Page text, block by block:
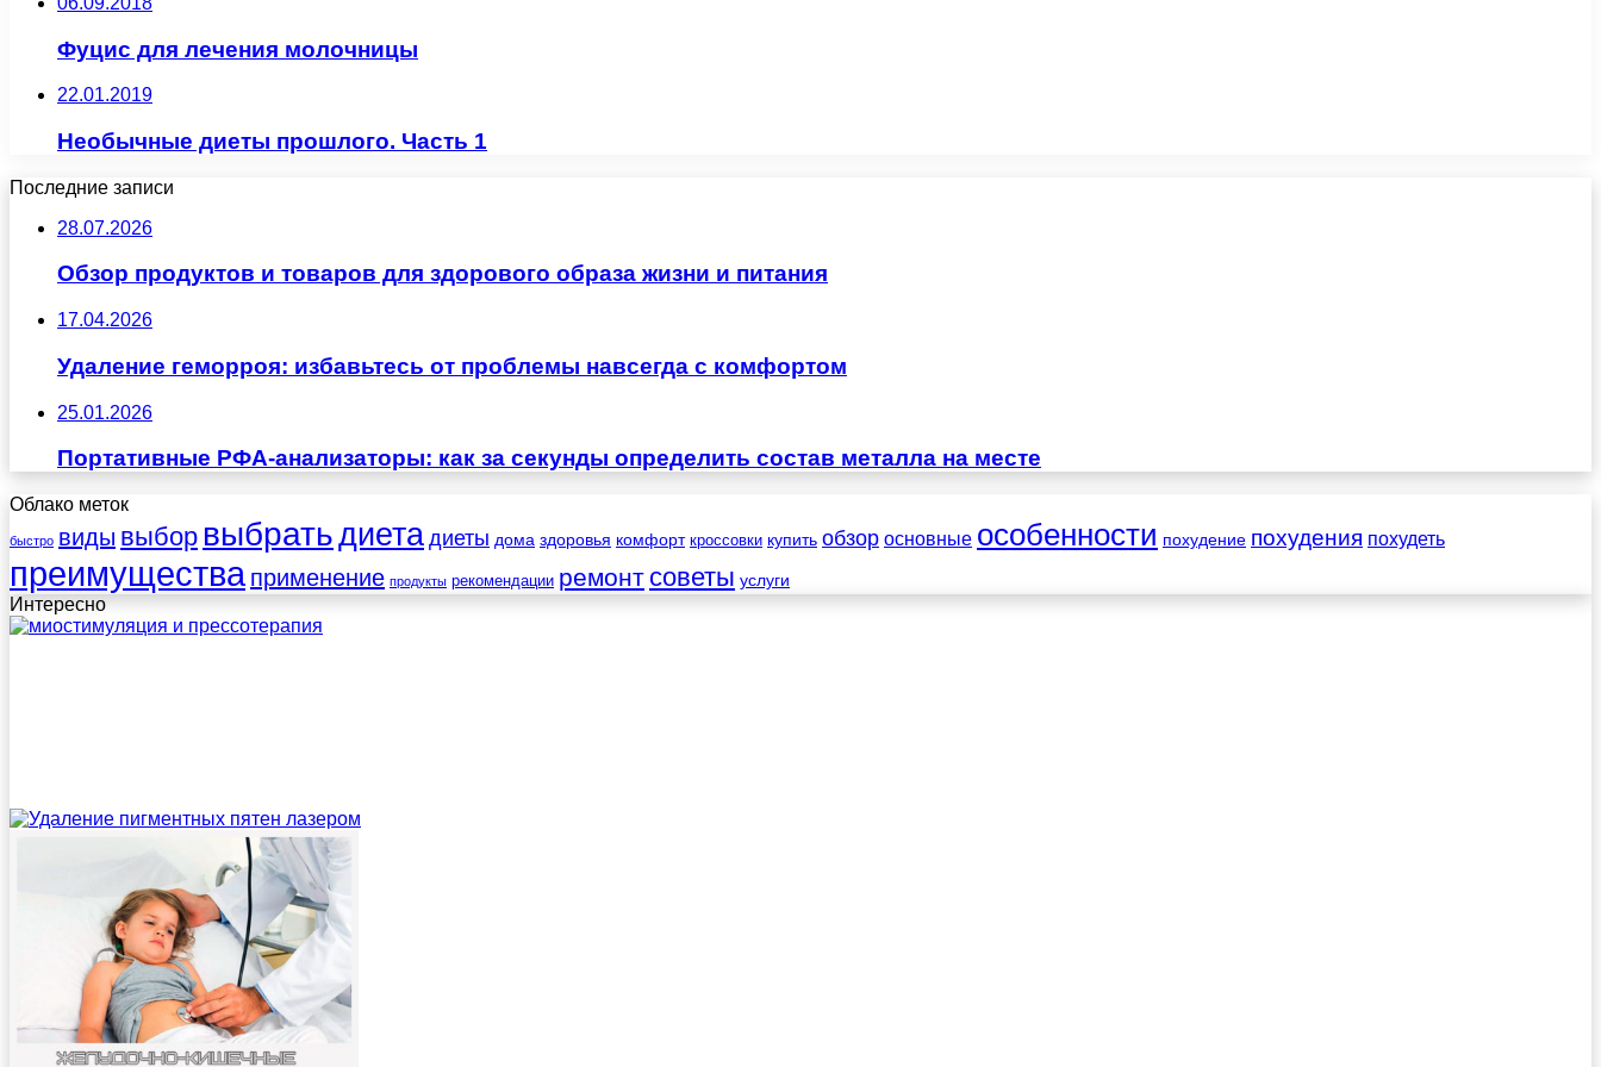
Фуцис для лечения молочницы
22.01.2019
Необычные диеты прошлого. Часть 1
Последние записи
28.07.2026
Обзор продуктов и товаров для здорового образа жизни и питания
17.04.2026
Удаление геморроя: избавьтесь от проблемы навсегда с комфортом
25.01.2026
Портативные РФА-анализаторы: как за секунды определить состав металла на месте
Облако меток
быстро виды выбор выбратьдиета диеты дома здоровья комфорт кроссовки купить обзор основные особенности похудение похудения похудеть
преимущества применение продукты рекомендации ремонт советы услуги
Интересно